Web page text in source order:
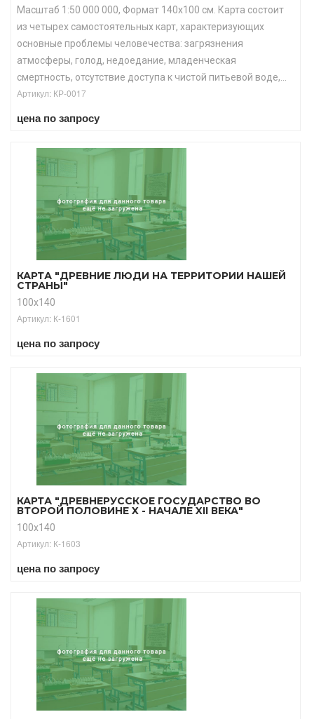
Масштаб 1:50 000 000, Формат 140х100 см. Карта состоит
из четырех самостоятельных карт, характеризующих
основные проблемы человечества: загрязнения
атмосферы, голод, недоедание, младенческая
смертность, отсутствие доступа к чистой питьевой воде,...
Артикул: КР-0017
цена по запросу
КАРТА "ДРЕВНИЕ ЛЮДИ НА ТЕРРИТОРИИ НАШЕЙ
СТРАНЫ"
100х140
Артикул: К-1601
цена по запросу
КАРТА "ДРЕВНЕРУССКОЕ ГОСУДАРСТВО ВО
ВТОРОЙ ПОЛОВИНЕ X - НАЧАЛЕ XII ВЕКА"
100х140
Артикул: К-1603
цена по запросу